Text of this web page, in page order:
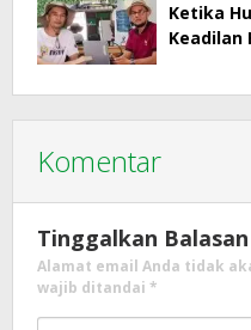
Ketika
Keadilan
Komentar
Tinggalkan Balasan
Alamat email Anda tidak
wajib ditandai *